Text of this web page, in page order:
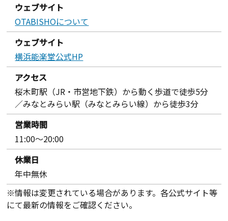
ウェブサイト
OTABISHOについて
ウェブサイト
横浜能楽堂公式HP
アクセス
桜木町駅（JR・市営地下鉄）から動く歩道で徒歩5分
／みなとみらい駅（みなとみらい線）から徒歩3分
営業時間
11:00～20:00
休業日
年中無休
※情報は変更されている場合があります。各公式サイト等
にて最新の情報をご確認ください。